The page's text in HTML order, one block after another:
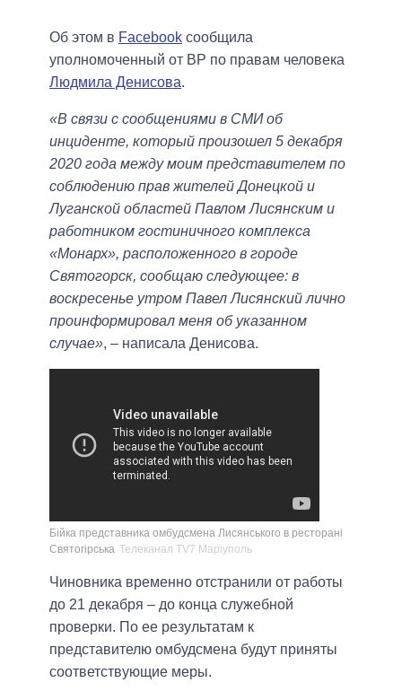
Об этом в Facebook сообщила
уполномоченный от ВР по правам человека
Людмила Денисова.
«В связи с сообщениями в СМИ об
инциденте, который произошел 5 декабря
2020 года между моим представителем по
соблюдению прав жителей Донецкой и
Луганской областей Павлом Лисянским и
работником гостиничного комплекса
«Монарх», расположенного в городе
Святогорск, сообщаю следующее: в
воскресенье утром Павел Лисянский лично
проинформировал меня об указанном
случае», – написала Денисова.
Бійка представника омбудсмена Лисянського в ресторані
Святогірська Телеканал ТV7 Маріуполь
Чиновника временно отстранили от работы
до 21 декабря – до конца служебной
проверки. По ее результатам к
представителю омбудсмена будут приняты
соответствующие меры.